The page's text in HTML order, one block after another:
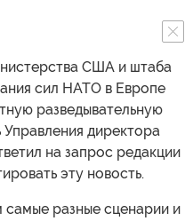
США и штаба
сил НАТО в Европе
разведывательную
директора
на запрос редакции
эту новость.
разные сценарии и